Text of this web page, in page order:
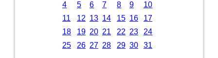
4
5 6 7 8 9
10
11
12 13 14 15 16
17
18
19 20 21 22 23
24
25
26 27 28 29 30 31